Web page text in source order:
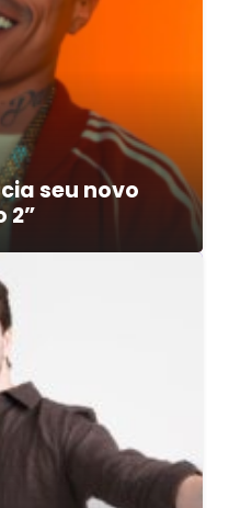
seu novo
2”